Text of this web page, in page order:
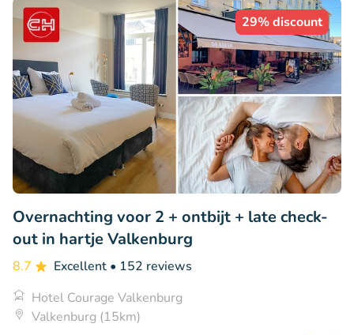
29% discount
Overnachting voor 2 + ontbijt + late check-
out in hartje Valkenburg
8.7 Excellent • 152 reviews
Hotel Courage Valkenburg
Valkenburg (15km)